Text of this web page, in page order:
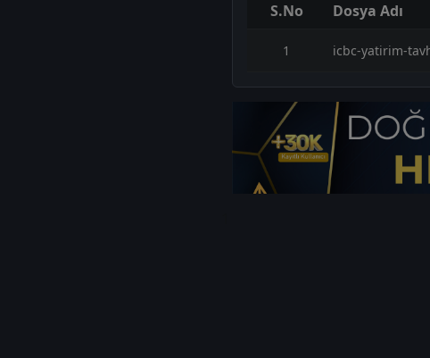
S.No Dosya Adı
1 icbc-yatirim-